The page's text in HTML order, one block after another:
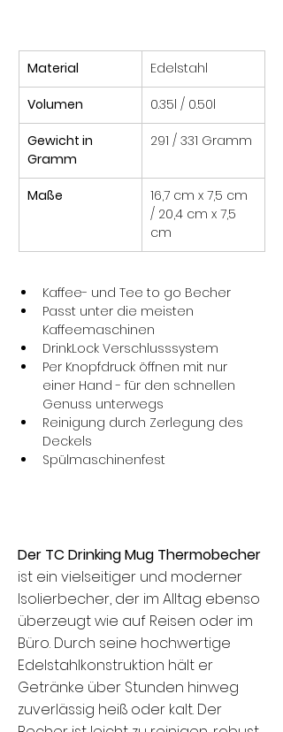
Material Edelstahl
Volumen 0.35l / 0.50l
Gewicht in
Gramm
291 / 331 Gramm
Maße
16,7 cm x 7,5 cm
/ 20,4 cm x 7,5
cm
Kaffee- und Tee to go Becher
Passt unter die meisten
Kaffeemaschinen
DrinkLock Verschlusssystem
Per Knopfdruck öffnen mit nur
einer Hand - für den schnellen
Genuss unterwegs
Reinigung durch Zerlegung des
Deckels
Spülmaschinenfest
Der TC Drinking Mug Thermobecher
ist ein vielseitiger und moderner
Isolierbecher, der im Alltag ebenso
überzeugt wie auf Reisen oder im
Büro. Durch seine hochwertige
Edelstahlkonstruktion hält er
Getränke über Stunden hinweg
zuverlässig heiß oder kalt. Der